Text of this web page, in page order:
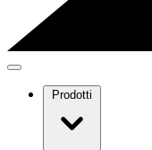
Prodotti